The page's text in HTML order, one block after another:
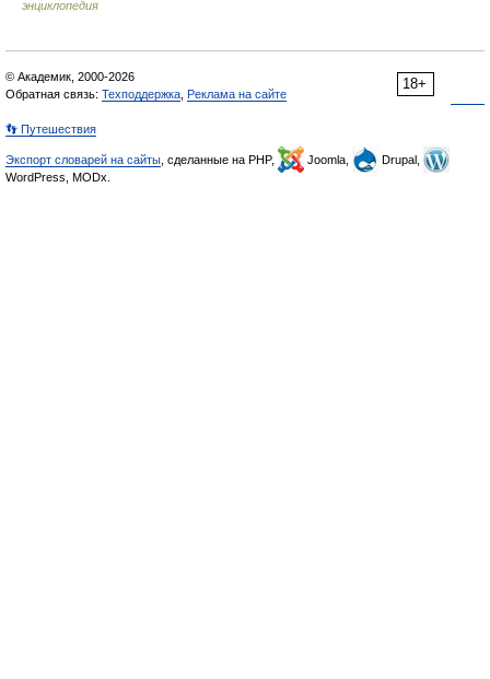
энциклопедия
18+
© Академик, 2000-2026
Обратная связь: Техподдержка Реклама на сайте
👣 Путешествия
Экспорт словарей на сайты , сделанные на PHP, Joomla,
Drupal,
WordPress, MODx.